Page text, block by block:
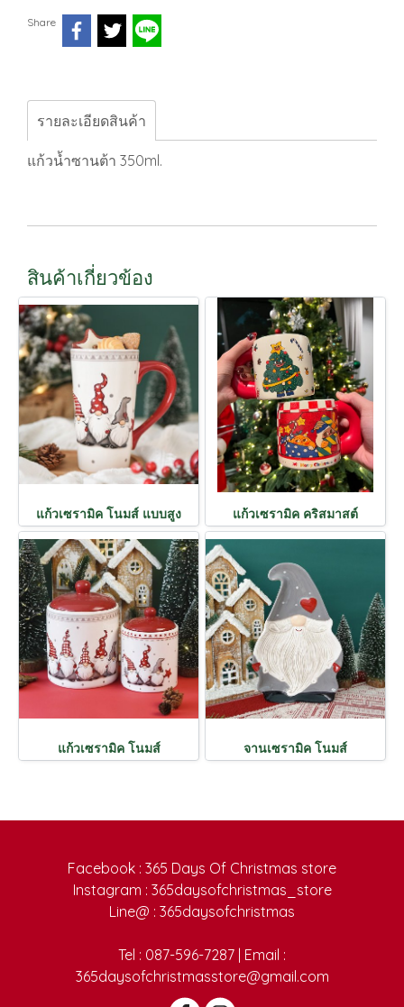
Share
รายละเอียดสินค้า
แก้วน้ำซานต้า 350ml.
สินค้าเกี่ยวข้อง
แก้วเซรามิค โนมส์ แบบสูง แก้วเซรามิค คริสมาสต์
แก้วเซรามิค โนมส์ จานเซรามิค โนมส์
Facebook : 365 Days Of Christmas store
Instagram : 365daysofchristmas_store
Line@ : 365daysofchristmas
Tel : 087-596-7287 | Email :
365daysofchristmasstore@gmail.com